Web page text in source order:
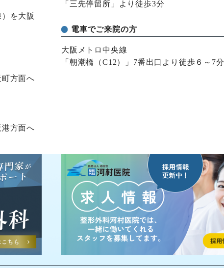
を大阪
町方面へ
港方面へ
「三先停留所」より徒歩3分
電車でご来院の方
大阪メトロ中央線
「朝潮橋（C12）」7番出口より徒歩６～7分